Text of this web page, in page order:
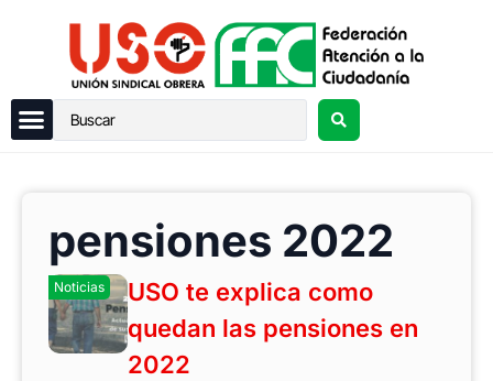
pensiones 2022
Noticias
USO te explica como
quedan las pensiones en
2022